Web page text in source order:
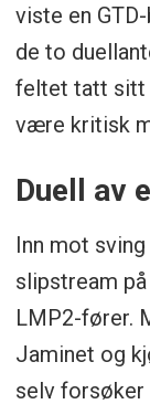
viste en
de to
feltet tatt sitt
være kritisk
Duell av
Inn mot
slipstream
LMP2-fører.
Jaminet og
selv forsøker